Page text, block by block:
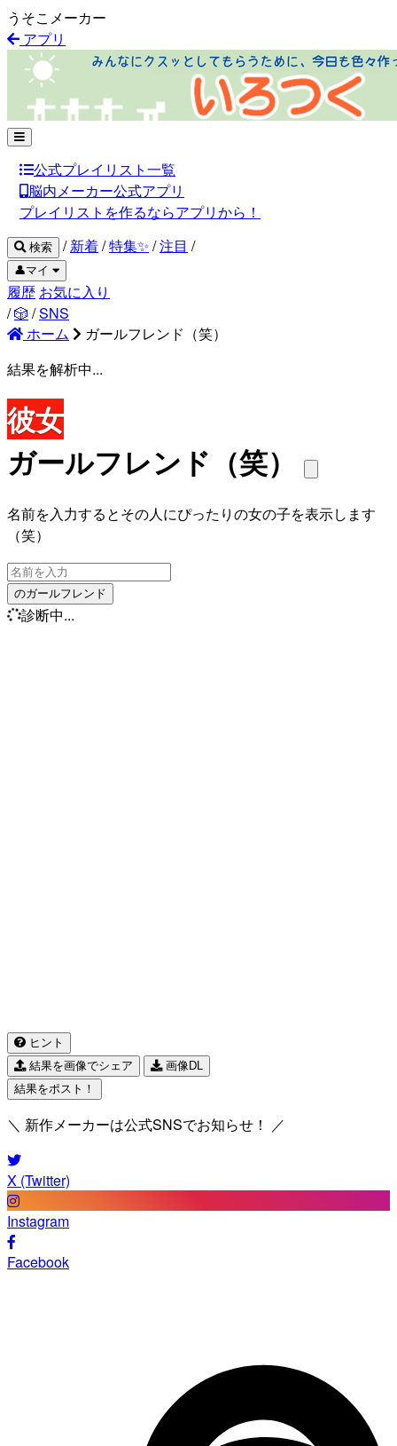
うそこメーカー
アプリ
公式プレイリスト一覧
脳内メーカー公式アプリ
プレイリストを作るならアプリから！
検索 / 新着/特集✨ /注目 /
👤マイ
履歴 お気に入り
/🎲 /SNS
ホーム
ガールフレンド（笑）
結果を解析中...
彼女
ガールフレンド（笑）
名前を入力するとその人にぴったりの女の子を表示します
（笑）
のガールフレンド
診断中...
ヒント
結果を画像でシェア
画像DL
結果をポスト！
＼ 新作メーカーは公式SNSでお知らせ！ ／
X (Twitter)
Instagram
Facebook